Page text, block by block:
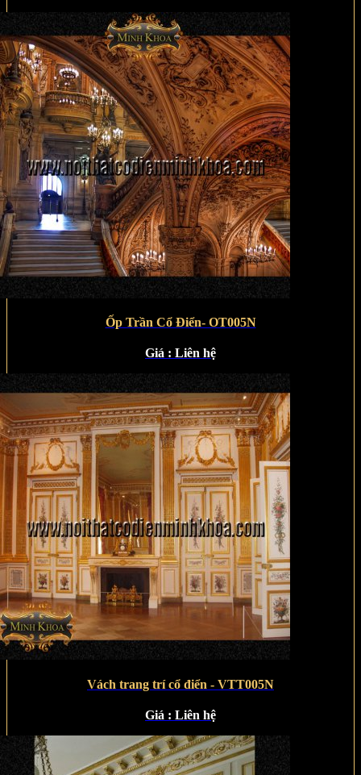
Ốp Trần Cổ Điển- OT005N
Giá : Liên hệ
Vách trang trí cổ điển - VTT005N
Giá : Liên hệ